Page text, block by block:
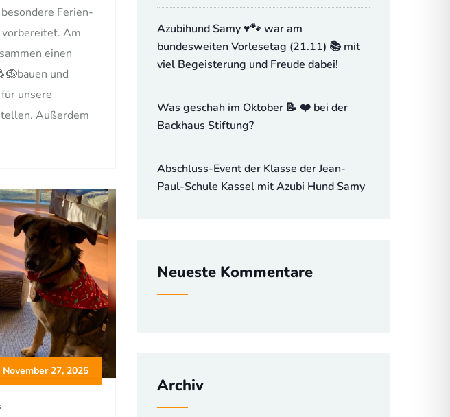
Ferien-
vorbereitet. Am
einen
und
unsere
Außerdem
November 27, 2025
Azubihund Samy ♥️🐾 war am
bundesweiten Vorlesetag (21.11) 📚 mit
viel Begeisterung und Freude dabei!
Was geschah im Oktober 📝 ❤️ bei der
Backhaus Stiftung?
Abschluss-Event der Klasse der Jean-
Paul-Schule Kassel mit Azubi Hund Samy
Neueste Kommentare
Archiv